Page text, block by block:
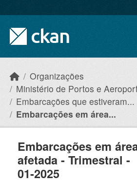
Organizações
Ministério de Portos e
Embarcações que estiveram...
Embarcações em área...
Embarcações em
afetada - Trimestral -
01-2025